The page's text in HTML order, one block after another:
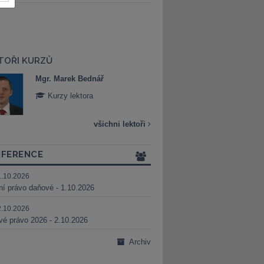
KURZŮ
Mgr. Marek Bednář
Kurzy lektora
všichni lektoři
právo daňové - 1.10.2026
právo 2026 - 2.10.2026
Archiv